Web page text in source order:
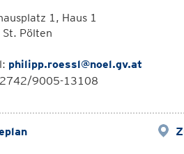
1, Haus 1
Pölten
philipp.roessl@noel.gv.at
9005-13108